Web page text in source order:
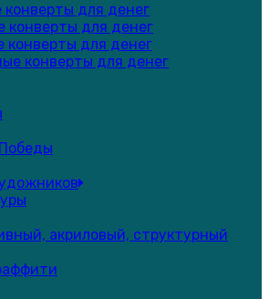
конверты для денег
конверты для денег
конверты для денег
конверты для денег
акриловый, структурный